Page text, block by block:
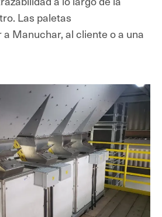
Las paletas
Manuchar, al cliente o a una